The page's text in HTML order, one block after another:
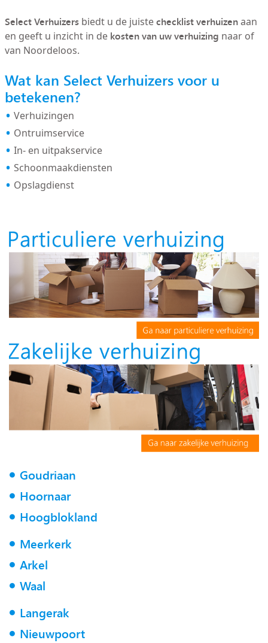
Select Verhuizersbiedt u de juistechecklist verhuizenaan
en geeft u inzicht in de kosten van uw verhuizing naar of
van Noordeloos.
Wat kan Select Verhuizers voor u
betekenen?
Verhuizingen
Ontruimservice
In- en uitpakservice
Schoonmaakdiensten
Opslagdienst
Goudriaan
Hoornaar
Hoogblokland
Meerkerk
Arkel
Waal
Langerak
Nieuwpoort